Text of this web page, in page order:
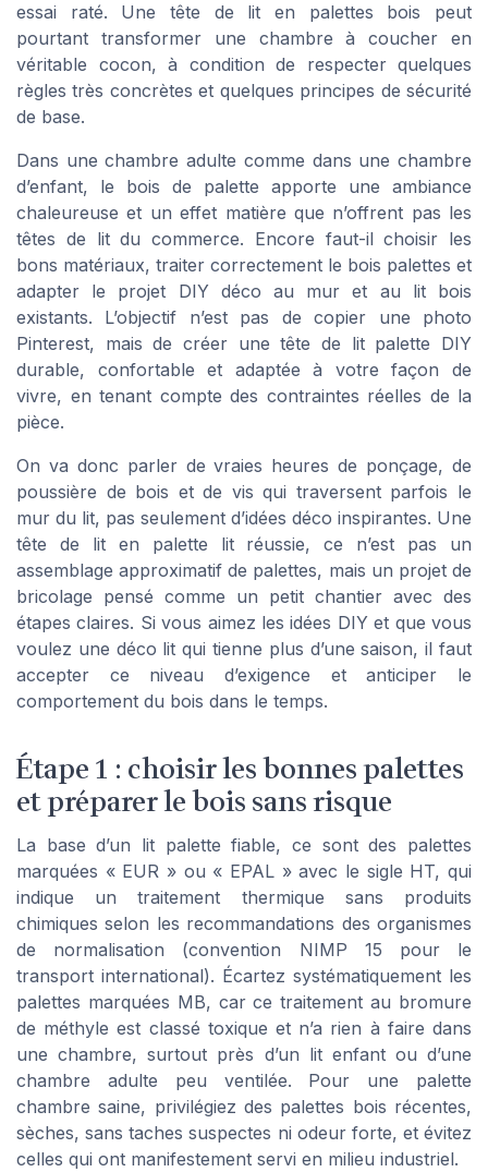
essai raté. Une tête de lit en palettes bois peut
pourtant transformer une chambre à coucher en
véritable cocon, à condition de respecter quelques
règles très concrètes et quelques principes de sécurité
de base.
Dans une chambre adulte comme dans une chambre
d’enfant, le bois de palette apporte une ambiance
chaleureuse et un effet matière que n’offrent pas les
têtes de lit du commerce. Encore faut-il choisir les
bons matériaux, traiter correctement le bois palettes et
adapter le projet DIY déco au mur et au lit bois
existants. L’objectif n’est pas de copier une photo
Pinterest, mais de créer une tête de lit palette DIY
durable, confortable et adaptée à votre façon de
vivre, en tenant compte des contraintes réelles de la
pièce.
On va donc parler de vraies heures de ponçage, de
poussière de bois et de vis qui traversent parfois le
mur du lit, pas seulement d’idées déco inspirantes. Une
tête de lit en palette lit réussie, ce n’est pas un
assemblage approximatif de palettes, mais un projet de
bricolage pensé comme un petit chantier avec des
étapes claires. Si vous aimez les idées DIY et que vous
voulez une déco lit qui tienne plus d’une saison, il faut
accepter ce niveau d’exigence et anticiper le
comportement du bois dans le temps.
Étape 1 : choisir les bonnes palettes
et préparer le bois sans risque
La base d’un lit palette fiable, ce sont des palettes
marquées « EUR » ou « EPAL » avec le sigle HT, qui
indique un traitement thermique sans produits
chimiques selon les recommandations des organismes
de normalisation (convention NIMP 15 pour le
transport international). Écartez systématiquement les
palettes marquées MB, car ce traitement au bromure
de méthyle est classé toxique et n’a rien à faire dans
une chambre, surtout près d’un lit enfant ou d’une
chambre adulte peu ventilée. Pour une palette
chambre saine, privilégiez des palettes bois récentes,
sèches, sans taches suspectes ni odeur forte, et évitez
celles qui ont manifestement servi en milieu industriel.